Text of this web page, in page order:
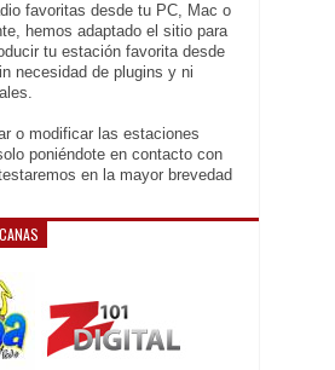
favoritas desde tu PC, Mac o
hemos adaptado el sitio para
tu estación favorita desde
necesidad de plugins y ni
o modificar las estaciones
poniéndote en contacto con
en la mayor brevedad